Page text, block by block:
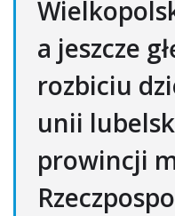
a jeszcze
rozbiciu
unii
prowincji